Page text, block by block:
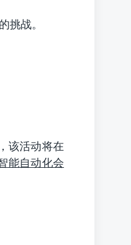
挑战。
，该活动将在
能自动化会